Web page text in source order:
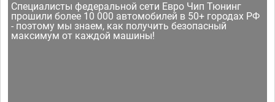
Специалисты федеральной сети Евро Чип Тюнинг
прошили более 10 000 автомобилей в 50+ городах РФ
- поэтому мы знаем, как получить безопасный
максимум от каждой машины!